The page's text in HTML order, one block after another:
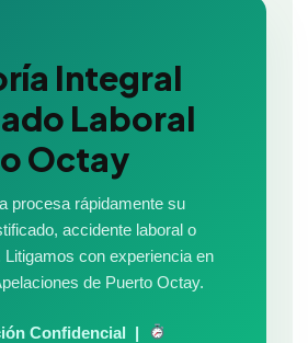
Integral
Laboral
Octay
procesa rápidamente su
accidente laboral o
Litigamos con experiencia en
de Puerto Octay.
Confidencial |